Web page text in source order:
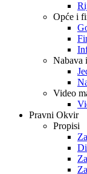
Opće i
Nabava
Video
Pravni Okvir
Propisi